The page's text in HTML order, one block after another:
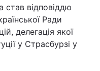
став відповіддю
Ради
делегація якої
у Страсбурзі у